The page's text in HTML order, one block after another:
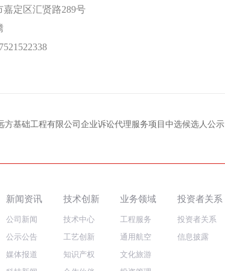
嘉定区汇贤路289号
方基础工程有限公司企业诉讼代理服务项目中选候选人公示
新闻资讯
公司新闻
公示公告
媒体报道
技术创新
技术中心
工艺创新
知识产权
业务领域
工程服务
通用航空
文化旅游
投资者关系
投资者关系
信息披露